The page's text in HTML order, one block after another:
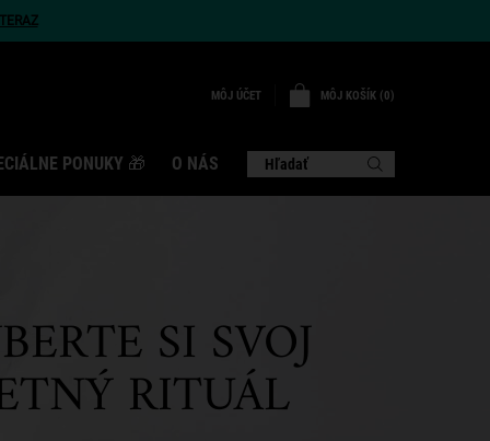
MÔJ ÚČET MÔJ KOŠÍK 0
0 VÝROBOK
PONUKY 🎁 O NÁS Hľadať
SI SVOJ
RITUÁL